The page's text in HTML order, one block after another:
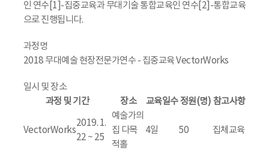
인 연수[1]-집중교육과 무대기술 통합교육인 연수[2]-통합교육
으로 진행됩니다.
과정명
2018 무대예술 현장전문가연수 - 집중교육 VectorWorks
일시 및 장소
과정 및 기간
장소 교육일수 정원(명) 참고사항
VectorWorks
2019. 1.
22 ~ 25
예술가의
집 다목
적홀
4일 50 집체교육